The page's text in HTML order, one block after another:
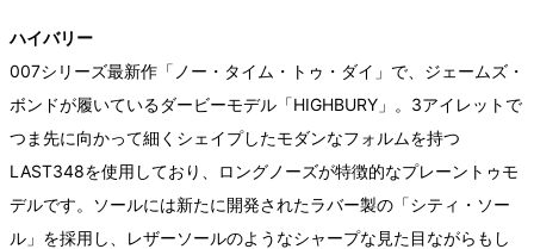
ハイバリー
007シリーズ最新作「ノー・タイム・トゥ・ダイ」で、ジェームズ・
ボンドが履いているダービーモデル「HIGHBURY」。3アイレットで
つま先に向かって細くシェイプしたモダンなフォルムを持つ
LAST348を使用しており、ロングノーズが特徴的なプレーントゥモ
デルです。ソールには新たに開発されたラバー製の「シティ・ソー
ル」を採用し、レザーソールのようなシャープな見た目ながらもし